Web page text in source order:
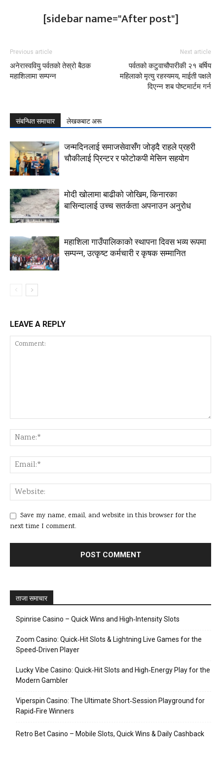
[sidebar name="After post"]
Previous article
अनेरास्ववियु पर्वतको तेस्रो बैठक
महाशिलामा सम्पन्न
Next article
पर्वतको कटुवाचौपारीकी २१ बर्षिय
महिलाको मृत्यु रहस्यमय, माईती पक्षले
दिएन्न शब पोष्टमार्टम गर्न
संबन्धित समाचार लेखकबाट अरू
जन्मदिनलाई समाजसेवासँग जोड्दै राहले प्रहरी
चौकीलाई प्रिन्टर र फोटोकपी मेसिन सहयोग
मोदी खोलामा बाढीको जोखिम, किनारका
बासिन्दालाई उच्च सतर्कता अपनाउन अनुरोध
महाशिला गाउँपालिकाको स्थापना दिवस भव्य रूपमा
सम्पन्न, उत्कृष्ट कर्मचारी र कृषक सम्मानित
LEAVE A REPLY
Save my name, email, and website in this browser for the
next time I comment.
ताजा समाचार
Spinrise Casino – Quick Wins and High‑Intensity Slots
Zoom Casino: Quick‑Hit Slots & Lightning Live Games for the
Speed‑Driven Player
Lucky Vibe Casino: Quick‑Hit Slots and High‑Energy Play for the
Modern Gambler
Viperspin Casino: The Ultimate Short‑Session Playground for
Rapid‑Fire Winners
Retro Bet Casino – Mobile Slots, Quick Wins & Daily Cashback